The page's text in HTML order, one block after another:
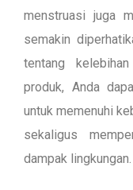
menstruasi juga
semakin
tentang
produk, Anda
untuk memenuhi
sekaligus
dampak lingkungan.